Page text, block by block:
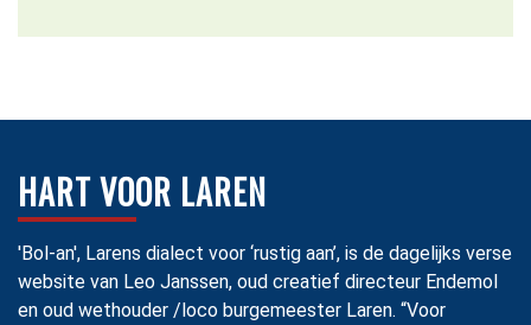
HART VOOR LAREN
'Bol-an', Larens dialect voor ‘rustig aan’, is de dagelijks verse
website van Leo Janssen, oud creatief directeur Endemol
en oud wethouder /loco burgemeester Laren. “Voor